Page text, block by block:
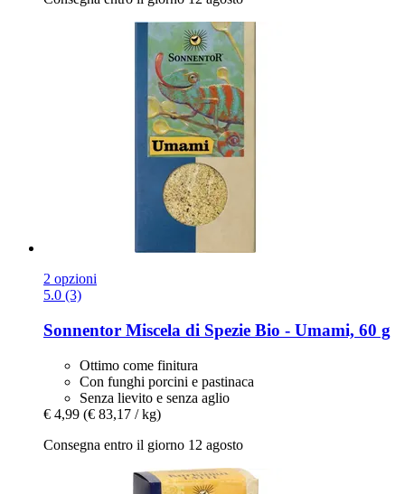
2 opzioni
5.0 (3)
Sonnentor Miscela di Spezie Bio -​ Umami, 60 g
Ottimo come finitura
Con funghi porcini e pastinaca
Senza lievito e senza aglio
€ 4,99 (€ 83,17 / kg)
Consegna entro il giorno 12 agosto